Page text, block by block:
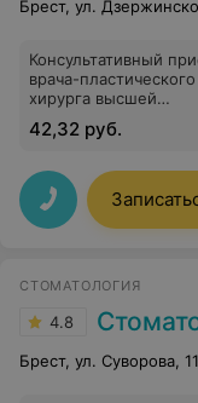
Брест, ул.
Консультативный
врача-пластического
хирурга высшей
42,32 руб.
СТОМАТОЛОГИЯ
4.8
Брест, ул. Суворова,